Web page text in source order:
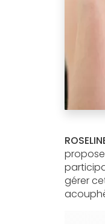
gérer